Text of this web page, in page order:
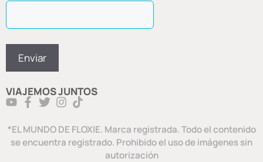
VIAJEMOS JUNTOS
*EL MUNDO DE FLOXIE. Marca registrada. Todo el contenido
se encuentra registrado. Prohibido el uso de imágenes sin
autorización